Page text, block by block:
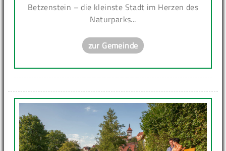
Betzenstein – die kleinste Stadt im Herzen des
Naturparks...
zur Gemeinde